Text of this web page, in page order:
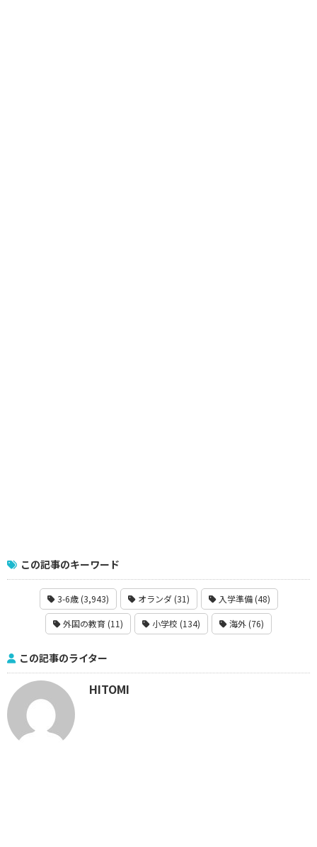
この記事のキーワード
3-6歳 (3,943) オランダ (31) 入学準備 (48)
外国の教育 (11) 小学校 (134) 海外 (76)
この記事のライター
HITOMI